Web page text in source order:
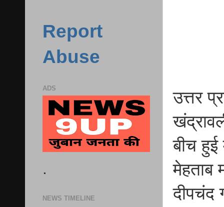
उत्तर
बीच
मेहताब
दीपचंद
Report
Abuse
ADS
.
NEWS TIMELINE